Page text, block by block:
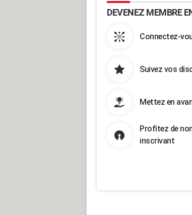
DEVENEZ MEMBRE
Connectez-
Suivez vos
Mettez en
Profitez de
inscrivant